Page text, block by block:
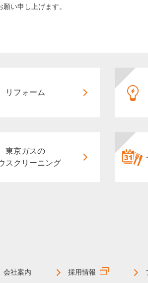
い申し上げます。
リフォーム
東京ガスの
スクリーニング
会社案内 採用情報